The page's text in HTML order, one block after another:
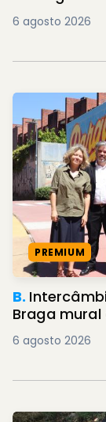
6 agosto 2026
PREMIUM
B. Intercâmbio
Braga
6 agosto 2026